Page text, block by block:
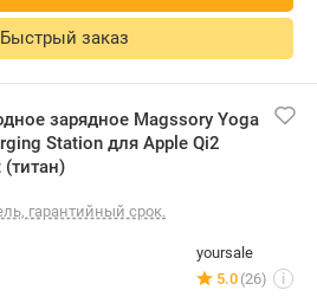
Быстрый заказ
зарядное Magssory Yoga
Station для Apple Qi2
гарантийный срок.
yoursale
5.0 (26) i